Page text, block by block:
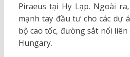
Piraeus tại Hy Lạp. Ngoài
mạnh tay đầu tư cho các dự
bộ cao tốc, đường sắt nối liên
Hungary.